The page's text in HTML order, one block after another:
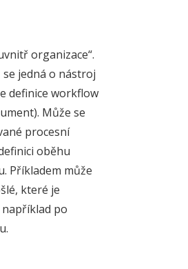
organizace“.
jedná o nástroj
definice workflow
Může se
procesní
oběhu
Příkladem může
které je
po